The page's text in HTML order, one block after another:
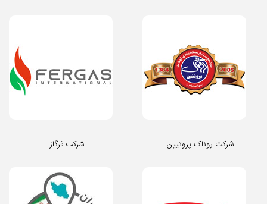
شرکت فرگاز شرکت روناک پروتیین